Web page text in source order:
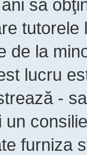
să
de la
lucru
-
furniza